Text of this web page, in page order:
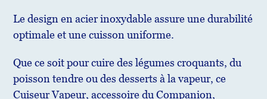
Le design en acier inoxydable assure une durabilité
optimale et une cuisson uniforme.
Que ce soit pour cuire des légumes croquants, du
poisson tendre ou des desserts à la vapeur, ce
Cuiseur Vapeur, accessoire du Companion,